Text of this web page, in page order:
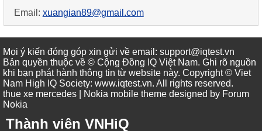
Email: xuangian89@gmail.com
Mọi ý kiến đóng góp xin gửi về email: support@iqtest.vn
Bản quyền thuộc về © Cộng Đồng IQ Việt Nam. Ghi rõ nguồn
khi bạn phát hành thông tin từ website này. Copyright © Viet
Nam High IQ Society: www.iqtest.vn. All rights reserved.
thue xe mercedes | Nokia mobile theme designed by Forum
Nokia
Thành viên VNHiQ